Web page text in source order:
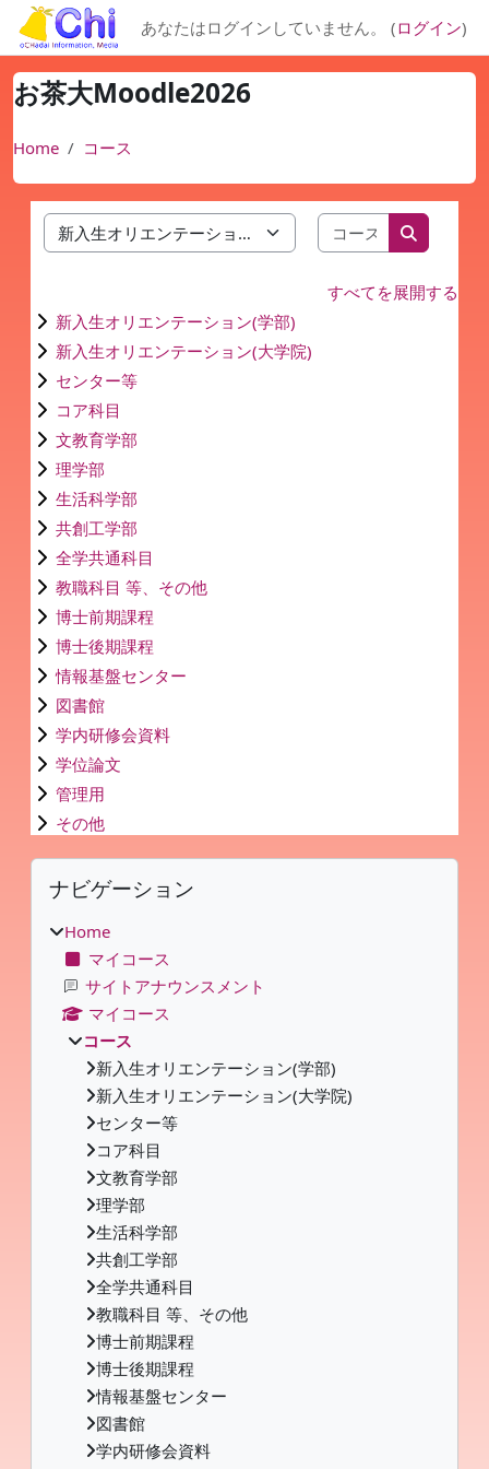
メインコンテンツへスキップする
あなたはログインしていません。 (ログイン)
お茶大Moodle2026
Home コース
コースカテゴリ
コースを検
コースを
すべてを展開する
新入生オリエンテーション(学部)
新入生オリエンテーション(大学院)
センター等
コア科目
文教育学部
理学部
生活科学部
共創工学部
全学共通科目
教職科目 等、その他
博士前期課程
博士後期課程
情報基盤センター
図書館
学内研修会資料
学位論文
管理用
その他
ブロック
ナビゲーション をスキップする
ナビゲーション
Home
マイコース
サイトアナウンスメント
マイコース
コース
新入生オリエンテーション(学部)
新入生オリエンテーション(大学院)
センター等
コア科目
文教育学部
理学部
生活科学部
共創工学部
全学共通科目
教職科目 等、その他
博士前期課程
博士後期課程
情報基盤センター
図書館
学内研修会資料